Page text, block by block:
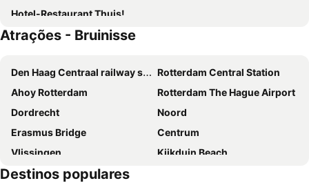
Hotel-Restaurant Thuis!
Atrações - Bruinisse
Den Haag Centraal railway station
Rotterdam Central Station
Ahoy Rotterdam
Rotterdam The Hague Airport
Dordrecht
Noord
Erasmus Bridge
Centrum
Vlissingen
Kijkduin Beach
Hoek van Holland
Destinos populares